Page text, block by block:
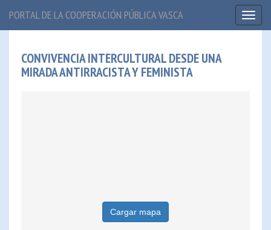
PORTAL DE LA COOPERACIÓN PÚBLICA VASCA
CONVIVENCIA INTERCULTURAL DESDE UNA
MIRADA ANTIRRACISTA Y FEMINISTA
Cargar mapa